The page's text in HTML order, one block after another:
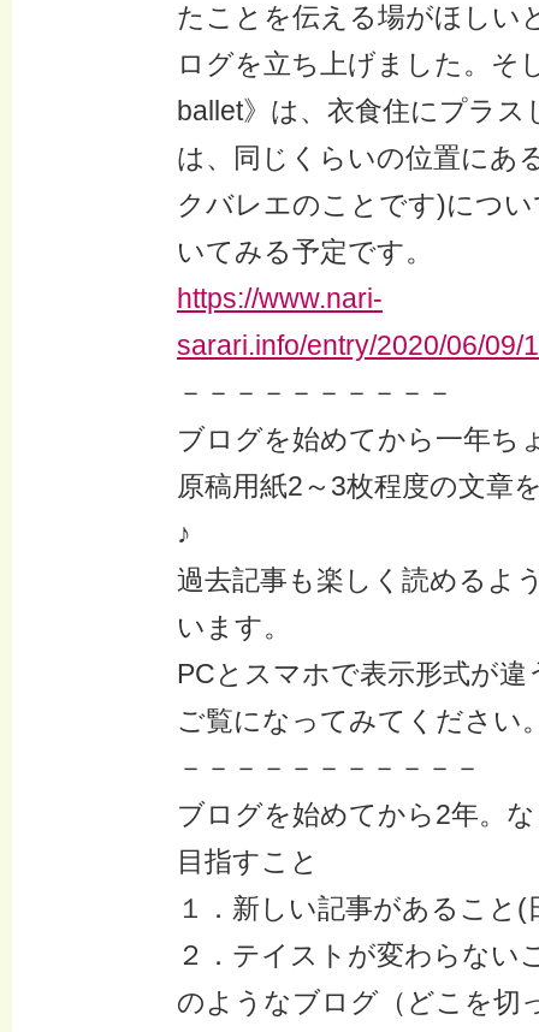
たことを伝える場がほしい
ログを立ち上げました。そ
ballet》は、衣食住にプラ
は、同じくらいの位置にあ
クバレエのことです)につ
いてみる予定です。
https://www.nari-
sarari.info/entry/2020/06/09/
－－－－－－－－－－
ブログを始めてから一年ち
原稿用紙2～3枚程度の文章
♪
過去記事も楽しく読めるよ
います。
PCとスマホで表示形式が
ご覧になってみてください
－－－－－－－－－－－
ブログを始めてから2年。
目指すこと
１．新しい記事があること(
２．テイストが変わらな
のようなブログ（どこを